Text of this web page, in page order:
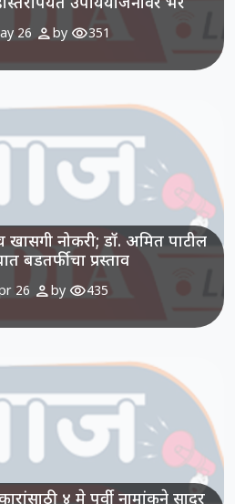
उपाययोजनांवर भर
26 personby visibility351
नोकरी; डॉ. अमित पाटील
बडतर्फीचा प्रस्ताव
26 personby visibility435